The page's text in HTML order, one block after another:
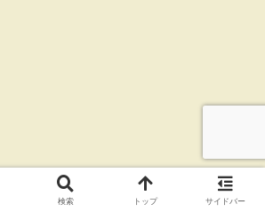
検索 トップ サイドバー